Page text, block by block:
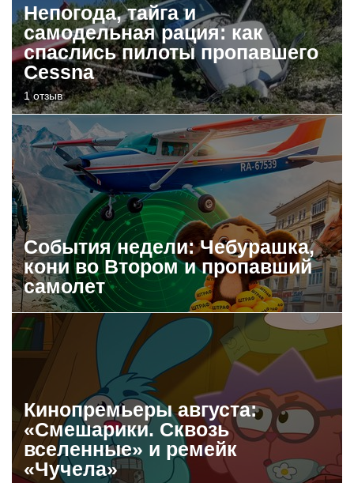
Непогода, тайга и
самодельная рация: как
спаслись пилоты пропавшего
Cessna
1 отзыв
События недели: Чебурашка,
кони во Втором и пропавший
самолет
Кинопремьеры августа:
«Смешарики. Сквозь
вселенные» и ремейк
«Чучела»